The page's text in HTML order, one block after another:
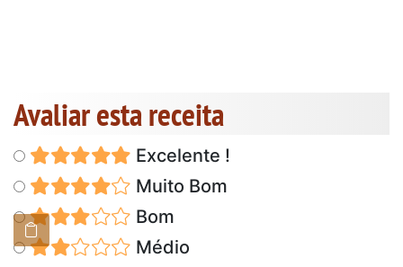
Avaliar esta receita
Excelente !
Muito Bom
Bom
Médio